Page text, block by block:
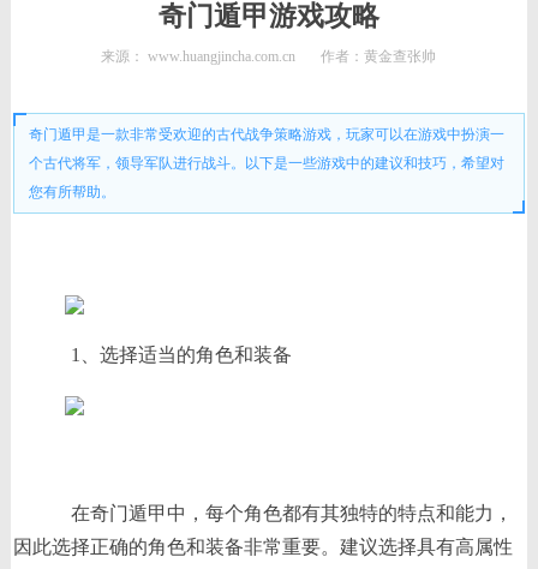
奇门遁甲游戏攻略
来源：www.huangjincha.com.cn 作者：黄金查张帅
奇门遁甲是一款非常受欢迎的古代战争策略游戏，玩家可以在游戏中扮演一
个古代将军，领导军队进行战斗。以下是一些游戏中的建议和技巧，希望对
您有所帮助。
1、选择适当的角色和装备
在奇门遁甲中，每个角色都有其独特的特点和能力，
因此选择正确的角色和装备非常重要。建议选择具有高属性